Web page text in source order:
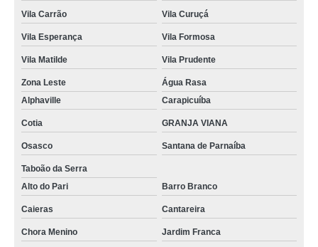
Vila Carrão Vila Curuçá
Vila Esperança Vila Formosa
Vila Matilde Vila Prudente
Zona Leste
Água Rasa
Alphaville
Carapicuíba
Cotia GRANJA VIANA
Osasco Santana de Parnaíba
Taboão da Serra
Alto do Pari
Barro Branco
Caieras Cantareira
Chora Menino Jardim Franca